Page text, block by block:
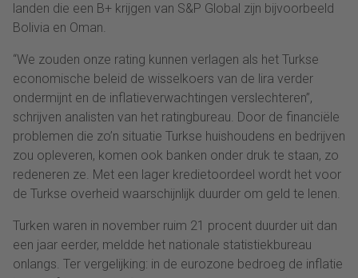
landen die een B+ krijgen van S&P Global zijn bijvoorbeeld
Bolivia en Oman.
“We zouden onze rating kunnen verlagen als het Turkse
economische beleid de wisselkoers van de lira verder
ondermijnt en de inflatieverwachtingen verslechteren”,
schrijven analisten van het ratingbureau. Door de financiële
problemen die zo’n situatie Turkse huishoudens en bedrijven
zou opleveren, komen ook banken onder druk te staan, zo
redeneren ze. Met een lager kredietoordeel wordt het voor
de Turkse overheid waarschijnlijk duurder om geld te lenen.
Turken waren in november ruim 21 procent duurder uit dan
een jaar eerder, meldde het nationale statistiekbureau
onlangs. Ter vergelijking: in de eurozone bedroeg de inflatie